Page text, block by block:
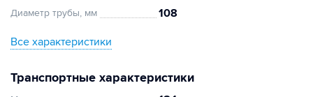
Диаметр трубы, мм 108
Все характеристики
Транспортные характеристики